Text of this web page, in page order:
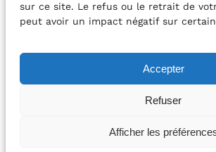
sur ce site. Le refus ou le retrait de
peut avoir un impact négatif sur
Accepter
Refuser
Afficher les
avec le soutien de la Fédération
POLITIQUE DE
Développement :Média